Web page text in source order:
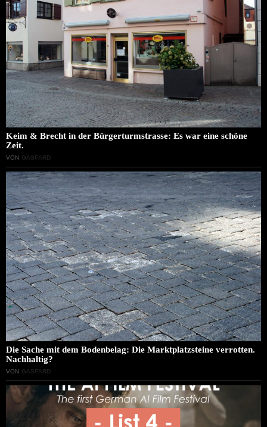
Keim & Brecht in der Bürgerturmstrasse: Es war eine schöne
Zeit.
VON GASPARD
Die Sache mit dem Bodenbelag: Die Marktplatzsteine verrotten.
Nachhaltig?
VON GASPARD